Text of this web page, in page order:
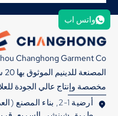
مخصصة وإنتاج عالي الجودة
واتس اب